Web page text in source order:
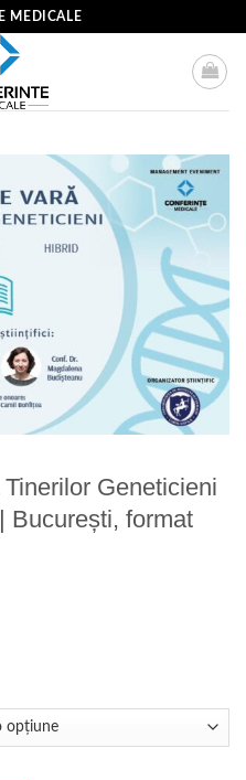
MEDICALE
Geneticieni
București, format